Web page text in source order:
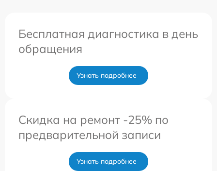
Бесплатная диагностика в день
обращения
Узнать подробнее
Скидка на ремонт -25% по
предварительной записи
Узнать подробнее